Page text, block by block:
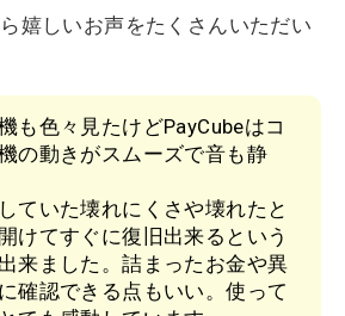
嬉しいお声をたくさんいただい
も色々見たけどPayCubeはコ
の動きがスムーズで音も静
ていた壊れにくさや壊れたと
けてすぐに復旧出来るという
来ました。詰まったお金や異
確認できる点もいい。使って